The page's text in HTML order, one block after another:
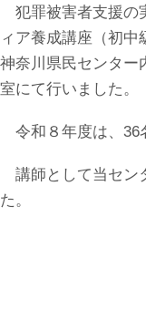
犯罪被害者支援の
ィア養成講座（初中
神奈川県民センター
室にて行いました。
令和８年度は、36
講師として当セン
た。